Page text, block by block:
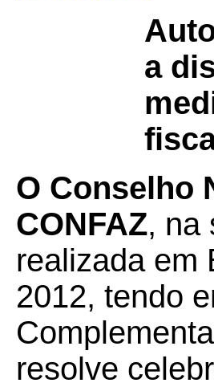
a
O Conselho
CONFAZ, na
realizada em
2012, tendo
resolve